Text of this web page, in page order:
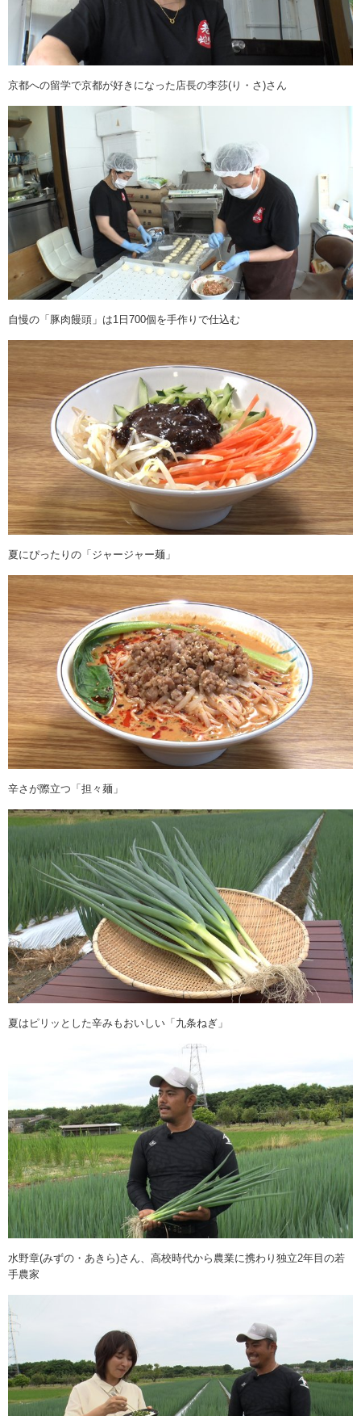
京都への留学で京都が好きになった店長の李莎(り・さ)さん
自慢の「豚肉饅頭」は1日700個を手作りで仕込む
夏にぴったりの「ジャージャー麺」
辛さが際立つ「担々麺」
夏はピリッとした辛みもおいしい「九条ねぎ」
水野章(みずの・あきら)さん、高校時代から農業に携わり独立2年目の若
手農家